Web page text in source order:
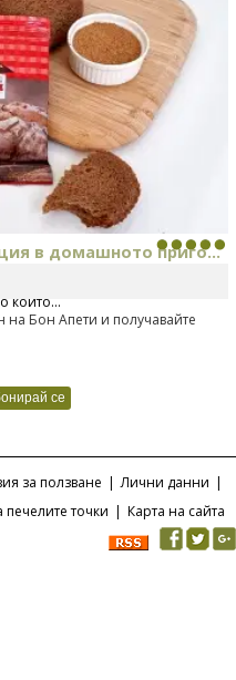
в домашното приго...
на изцяло нов
който...
Бон Апети и получавайте
за ползване | Лични данни |
печелите точки | Карта на сайта